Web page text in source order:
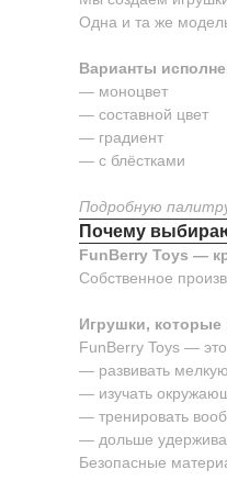
Одна и та же
Варианты
— моноцвет
— составной цвет
— градиент
— с блёстками
Подробную
Почему
FunBerry Toys —
Собственное
Игрушки, которые
FunBerry Toys —
— развивать
— изучать
— тренировать
— дольше
Безопасные